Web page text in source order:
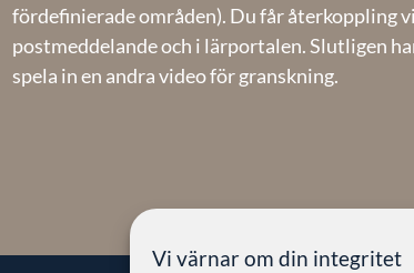
Vi värnar om din integritet
fördefinierade områden). Du får återkoppling
postmeddelande och i lärportalen. Slutligen
spela in en andra video för granskning.